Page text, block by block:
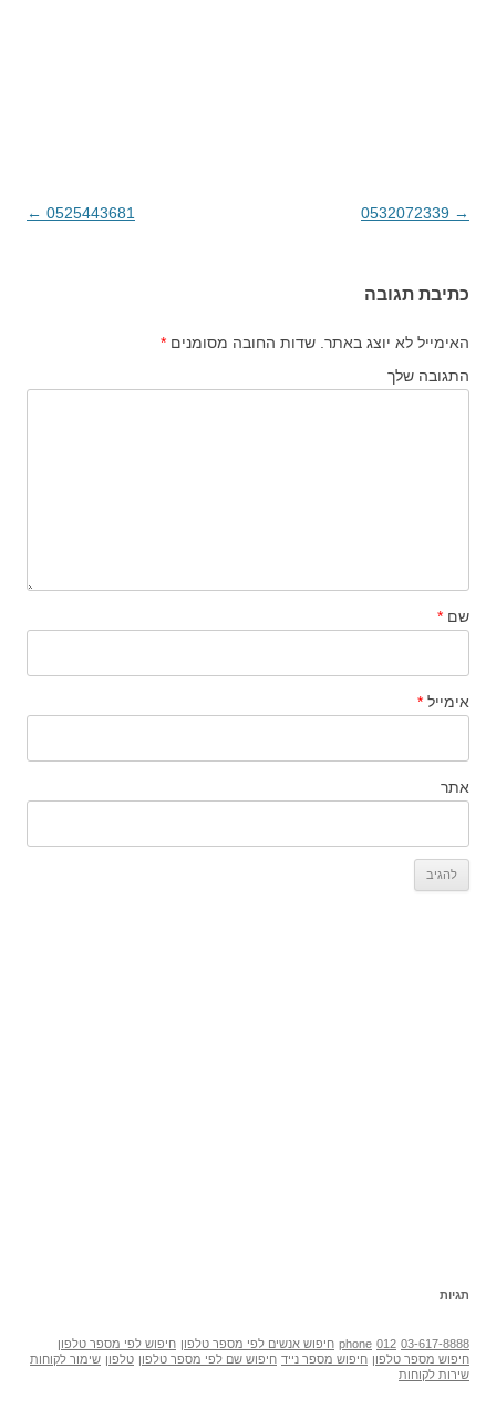
ניווט בפוסטים
→
0525443681
←
כתיבת תגובה
האימייל לא יוצג באתר. שדות החובה מסומנים *
התגובה שלך
שם *
אימייל *
אתר
תגיות
03-617-8888
012
phone חיפוש אנשים לפי מספר טלפון חיפוש לפי מספר טלפון
חיפוש מספר טלפון חיפוש מספר נייד חיפוש שם לפי מספר טלפון טלפון שימור לקוחות
שירות לקוחות